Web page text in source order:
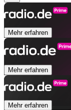
Mehr erfahren
Mehr erfahren
Mehr erfahren